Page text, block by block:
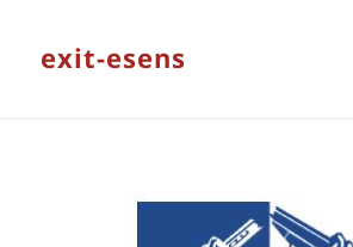
exit-esens